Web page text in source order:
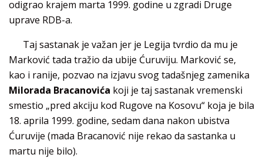
odigrao krajem marta 1999. godine u zgradi Druge
uprave RDB-a.
Taj sastanak je važan jer je Legija tvrdio da mu je
Marković tada tražio da ubije Ćuruviju. Marković se,
kao i ranije, pozvao na izjavu svog tadašnjeg zamenika
Milorada Bracanovića koji je taj sastanak vremenski
smestio „pred akciju kod Rugove na Kosovu“ koja je bila
18. aprila 1999. godine, sedam dana nakon ubistva
Ćuruvije (mada Bracanović nije rekao da sastanka u
martu nije bilo).